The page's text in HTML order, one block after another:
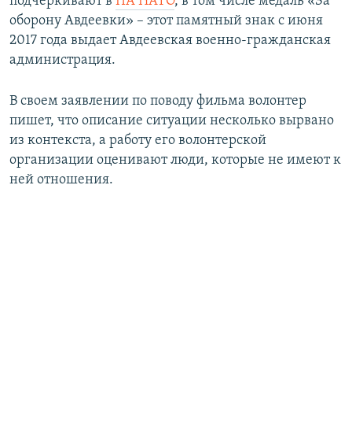
оборону Авдеевки» – этот памятный знак с июня
2017 года выдает Авдеевская военно-гражданская
администрация.
В своем заявлении по поводу фильма волонтер
пишет, что описание ситуации несколько вырвано
из контекста, а работу его волонтерской
организации оценивают люди, которые не имеют к
ней отношения.